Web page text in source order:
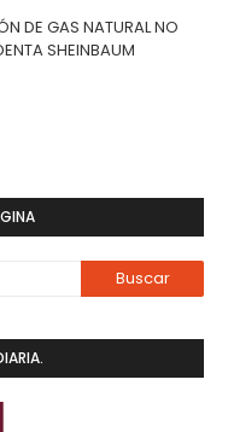
DE GAS NATURAL NO
SHEINBAUM